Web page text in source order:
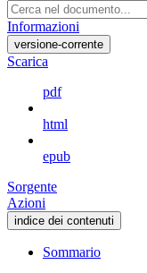
Informazioni
versione-corrente
Scarica
pdf
html
epub
Sorgente
Azioni
indice dei contenuti
Sommario